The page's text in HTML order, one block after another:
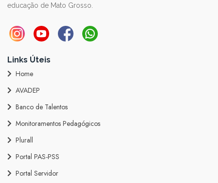
educação de Mato Grosso.
Links Úteis
Home
AVADEP
Banco de Talentos
Monitoramentos Pedagógicos
Plurall
Portal PAS-PSS
Portal Servidor